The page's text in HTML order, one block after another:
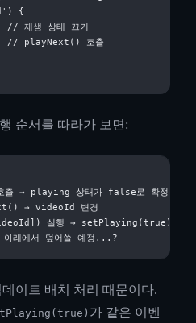
{
재생 상태 끄기
// playNext() 호출
순서를 따라가 보면:
→ playing 상태가 false로 확정
→ videoId 변경
실행 → setPlaying(true) 시도
이트 배치 처리 때문이다.
가 같은 이벤